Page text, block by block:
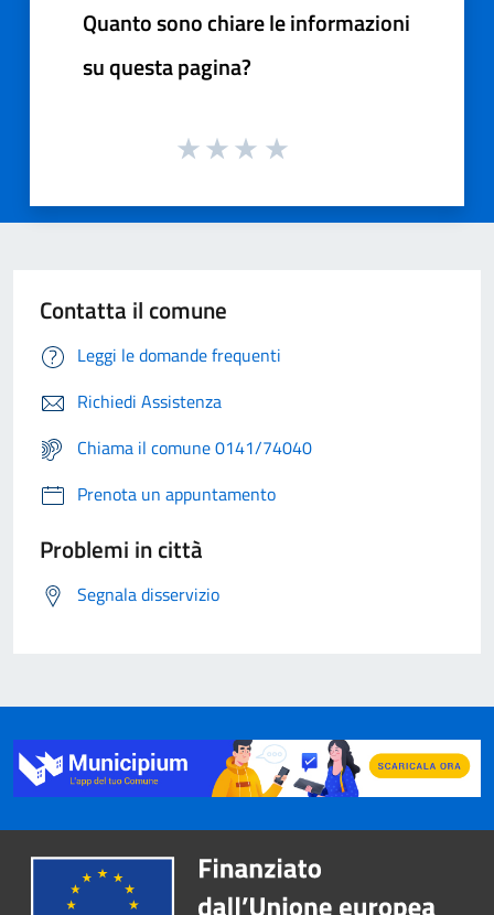
Quanto sono chiare le informazioni
su questa pagina?
Contatta il comune
Leggi le domande frequenti
Richiedi Assistenza
Chiama il comune 0141/74040
Prenota un appuntamento
Problemi in città
Segnala disservizio